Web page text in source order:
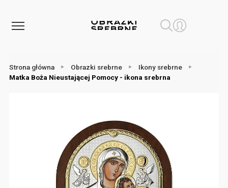
Strona główna Obrazki srebrne
Ikony srebrne
Matka Boża Nieustającej Pomocy - ikona srebrna